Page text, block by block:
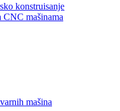
konstruisanje
CNC mašinama
mašina